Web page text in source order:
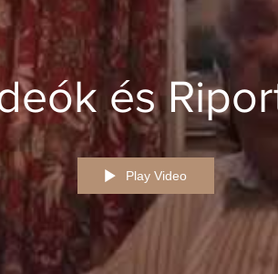
és
Play Video